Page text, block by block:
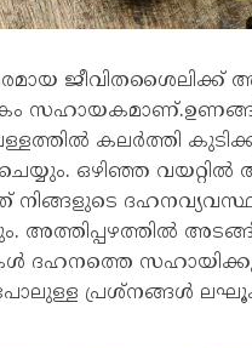
ജീവിതശൈലിക്ക്
കലർത്തി
ഒഴിഞ്ഞ വയറ്റിൽ
നിങ്ങളുടെ
അത്തിപ്പഴത്തിൽ
ദഹനത്തെ
പ്രശ്‌നങ്ങൾ